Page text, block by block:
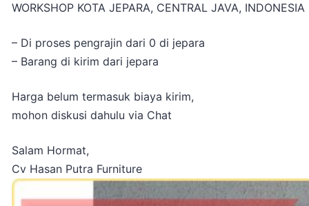
WORKSHOP KOTA JEPARA, CENTRAL JAVA, INDONESIA
– Di proses pengrajin dari 0 di jepara
– Barang di kirim dari jepara
Harga belum termasuk biaya kirim,
mohon diskusi dahulu via Chat
Salam Hormat,
Cv Hasan Putra Furniture